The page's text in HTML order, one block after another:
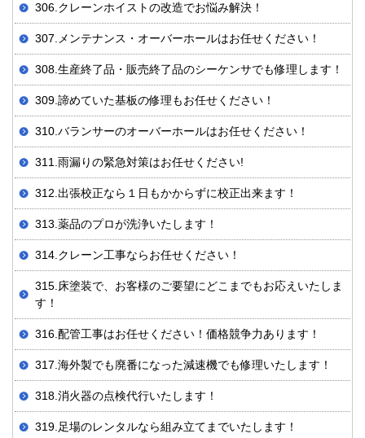
306.クレーンホイストの改造でお悩み解決！
307.メンテナンス・オーバーホールはお任せください！
308.生産終了品・販売終了品のシーケンサでも修理します！
309.諦めていた基板の修理もお任せください！
310.バランサーのオーバーホールはお任せください！
311.雨漏りの緊急対策はお任せください!
312.出張校正なら１日もかからずに校正出来ます！
313.薬品のプロが洗浄いたします！
314.クレーン工事ならお任せください！
315.床塗装で、お客様のご要望にどこまでもお応えいたしま
す！
316.配管工事はお任せください！価格競争力あります！
317.海外製でも廃番になった減速機でも修理いたします！
318.消火器の点検代行いたします！
319.足場のレンタルなら組み立てまでいたします！